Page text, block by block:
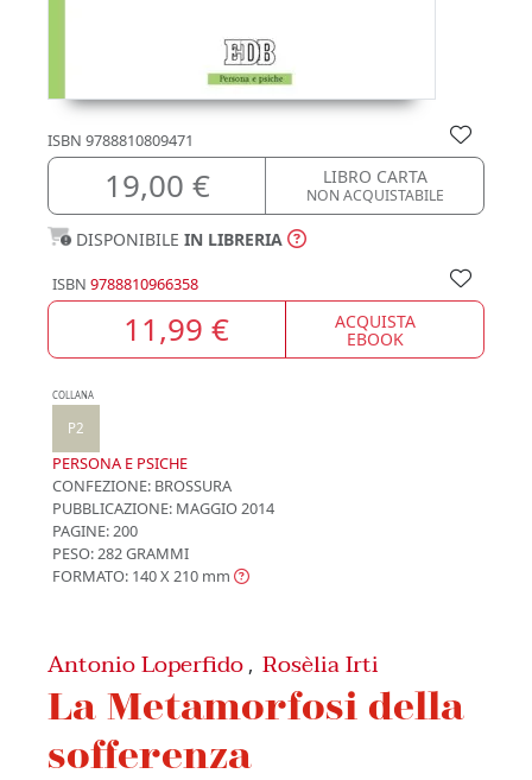
ISBN 9788810809471
19,00 € LIBRO CARTA
NON ACQUISTABILE
DISPONIBILE IN LIBRERIA
ISBN 9788810966358
11,99 € ACQUISTA
EBOOK
COLLANA
P2
PERSONA E PSICHE
CONFEZIONE: BROSSURA
PUBBLICAZIONE: MAGGIO 2014
PAGINE: 200
PESO: 282 GRAMMI
FORMATO: 140 X 210 mm
Antonio Loperfido , Rosèlia Irti
La Metamorfosi della
sofferenza